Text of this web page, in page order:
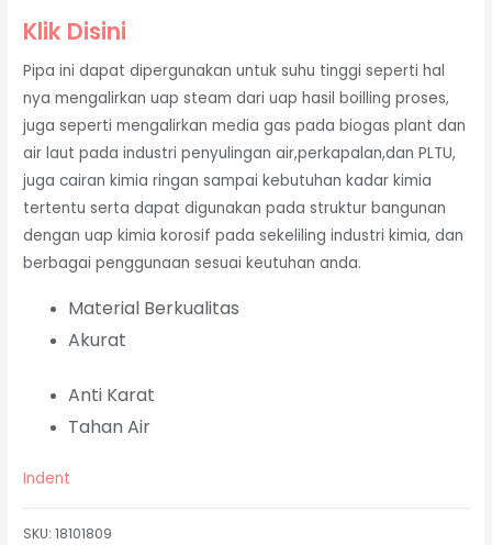
Klik Disini
Pipa ini dapat dipergunakan untuk suhu tinggi seperti hal
nya mengalirkan uap steam dari uap hasil boilling proses,
juga seperti mengalirkan media gas pada biogas plant dan
air laut pada industri penyulingan air,perkapalan,dan PLTU,
juga cairan kimia ringan sampai kebutuhan kadar kimia
tertentu serta dapat digunakan pada struktur bangunan
dengan uap kimia korosif pada sekeliling industri kimia, dan
berbagai penggunaan sesuai keutuhan anda.
Material Berkualitas
Akurat
Anti Karat
Tahan Air
Indent
SKU:18101809